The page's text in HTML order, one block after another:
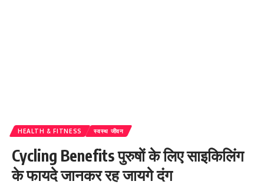
HEALTH & FITNESS स्वस्थ जीवन
Cycling Benefits पुरुषों के लिए साइकिलिंग
के फायदे जानकर रह जायगे दंग